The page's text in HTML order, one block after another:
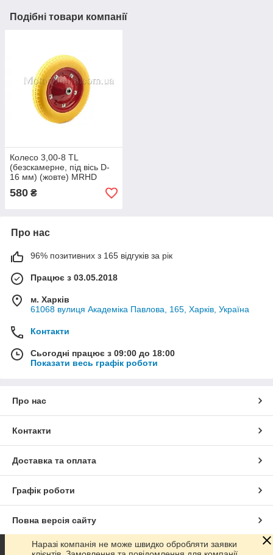
Подібні товари компанії
Колесо 3,00-8 TL
(безскамерне, під вісь D-
16 мм) (жовте) MRHD
580 ₴
Про нас
96% позитивних з 165 відгуків за рік
Працює з 03.05.2018
м. Харків
61068 вулиця Академіка Павлова, 165, Харків, Україна
Контакти
Сьогодні працює з 09:00 до 18:00
Показати весь графік роботи
Про нас
Контакти
Доставка та оплата
Графік роботи
Повна версія сайту
Сайт створено на маркетплейсіProm.ua
Наразі компанія не може швидко обробляти заявки